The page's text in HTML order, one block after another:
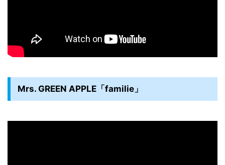
Mrs. GREEN APPLE「familie」